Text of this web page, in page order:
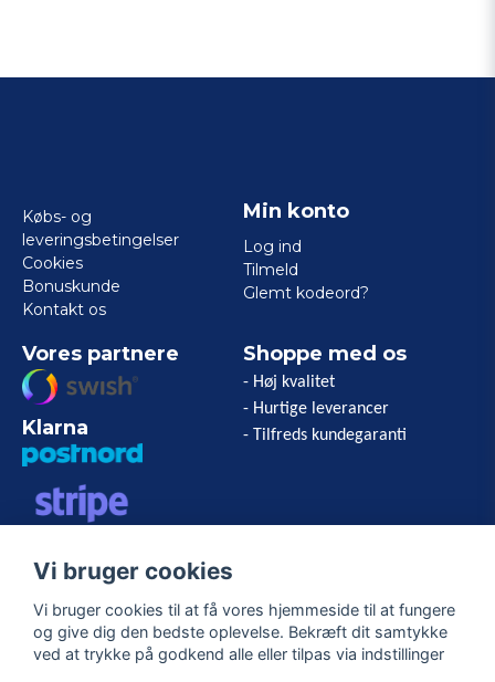
Købs- og
leveringsbetingelser
Cookies
Bonuskunde
Kontakt os
Min konto
Log ind
Tilmeld
Glemt kodeord?
Vores partnere
Klarna
EXPRESS
Shoppe med os
- Høj kvalitet
- Hurtige leverancer
- Tilfreds kundegaranti
Følg os
Vi bruger cookies
Vi bruger cookies til at få vores hjemmeside til at fungere
og give dig den bedste oplevelse. Bekræft dit samtykke
ved at trykke på godkend alle eller tilpas via indstillinger